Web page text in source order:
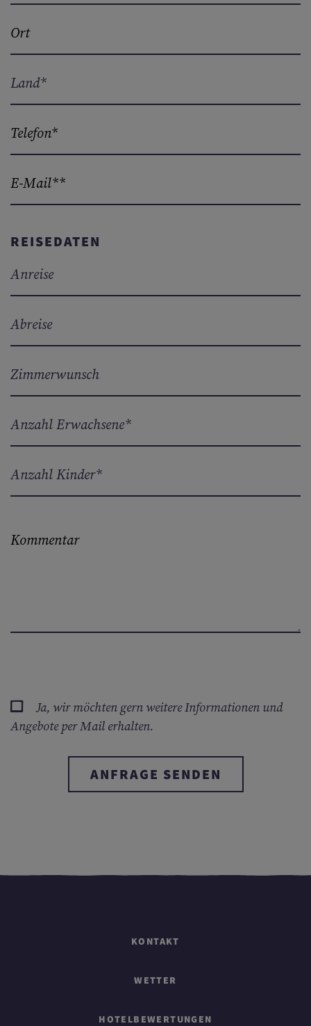
REISEDATEN
Anreise
Abreise
Ja, wir möchten gern weitere Informationen und
Angebote per Mail erhalten.
ANFRAGE SENDEN
KONTAKT
WETTER
HOTELBEWERTUNGEN